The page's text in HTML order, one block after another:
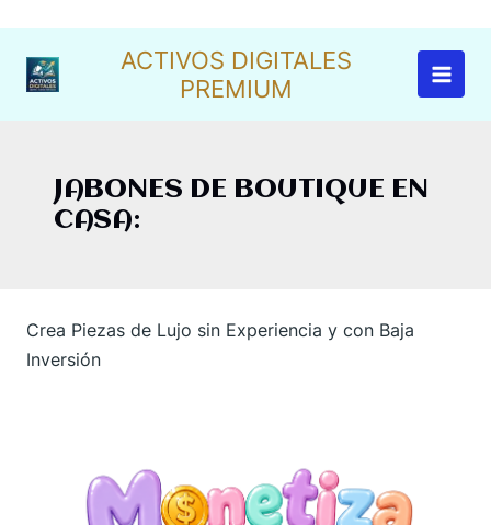
contenido
ACTIVOS DIGITALES
PREMIUM
JABONES DE BOUTIQUE EN
CASA:
Crea Piezas de Lujo sin Experiencia y con Baja
Inversión